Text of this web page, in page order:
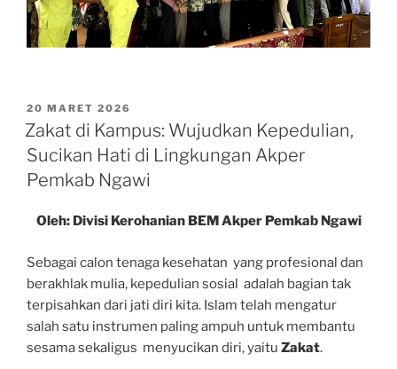
POSTED
ON
20 MARET 2026
Zakat di Kampus: Wujudkan Kepedulian,
Sucikan Hati di Lingkungan Akper
Pemkab Ngawi
Oleh: Divisi Kerohanian BEM Akper Pemkab Ngawi
Sebagai calon tenaga kesehatan yang profesional dan
berakhlak mulia, kepedulian sosial adalah bagian tak
terpisahkan dari jati diri kita. Islam telah mengatur
salah satu instrumen paling ampuh untuk membantu
sesama sekaligus menyucikan diri, yaitu Zakat.